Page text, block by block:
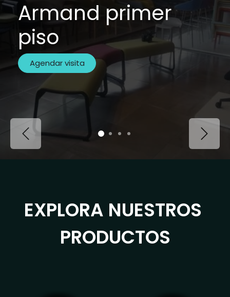
Armand primer
piso
Agendar visita
Previous Next
EXPLORA NUESTROS
PRODUCTOS